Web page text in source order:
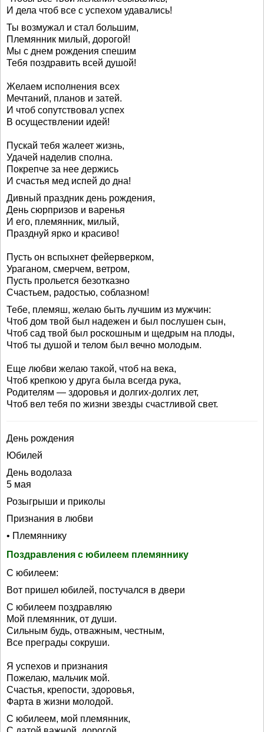
И дела чтоб все с успехом удавались!
Ты возмужал и стал большим,
Племянник милый, дорогой!
Мы с днем рождения спешим
Тебя поздравить всей душой!
Желаем исполнения всех
Мечтаний, планов и затей.
И чтоб сопутствовал успех
В осуществлении идей!
Пускай тебя жалеет жизнь,
Удачей наделив сполна.
Покрепче за нее держись
И счастья мед испей до дна!
Дивный праздник день рождения,
День сюрпризов и варенья
И его, племянник, милый,
Празднуй ярко и красиво!
Пусть он вспыхнет фейерверком,
Ураганом, смерчем, ветром,
Пусть прольется безотказно
Счастьем, радостью, соблазном!
Тебе, племяш, желаю быть лучшим из мужчин:
Чтоб дом твой был надежен и был послушен сын,
Чтоб сад твой был роскошным и щедрым на плоды,
Чтоб ты душой и телом был вечно молодым.
Еще любви желаю такой, чтоб на века,
Чтоб крепкою у друга была всегда рука,
Родителям — здоровья и долгих-долгих лет,
Чтоб вел тебя по жизни звезды счастливой свет.
День рождения
Юбилей
День водолаза
5 мая
Розыгрыши и приколы
Признания в любви
• Племяннику
Поздравления с юбилеем племяннику
С юбилеем:
Вот пришел юбилей, постучался в двери
С юбилеем поздравляю
Мой племянник, от души.
Сильным будь, отважным, честным,
Все преграды сокруши.
Я успехов и признания
Пожелаю, мальчик мой.
Счастья, крепости, здоровья,
Фарта в жизни молодой.
С юбилеем, мой племянник,